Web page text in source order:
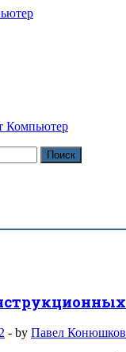
Компьютер
- by Павел Конюшков